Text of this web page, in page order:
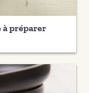
à préparer